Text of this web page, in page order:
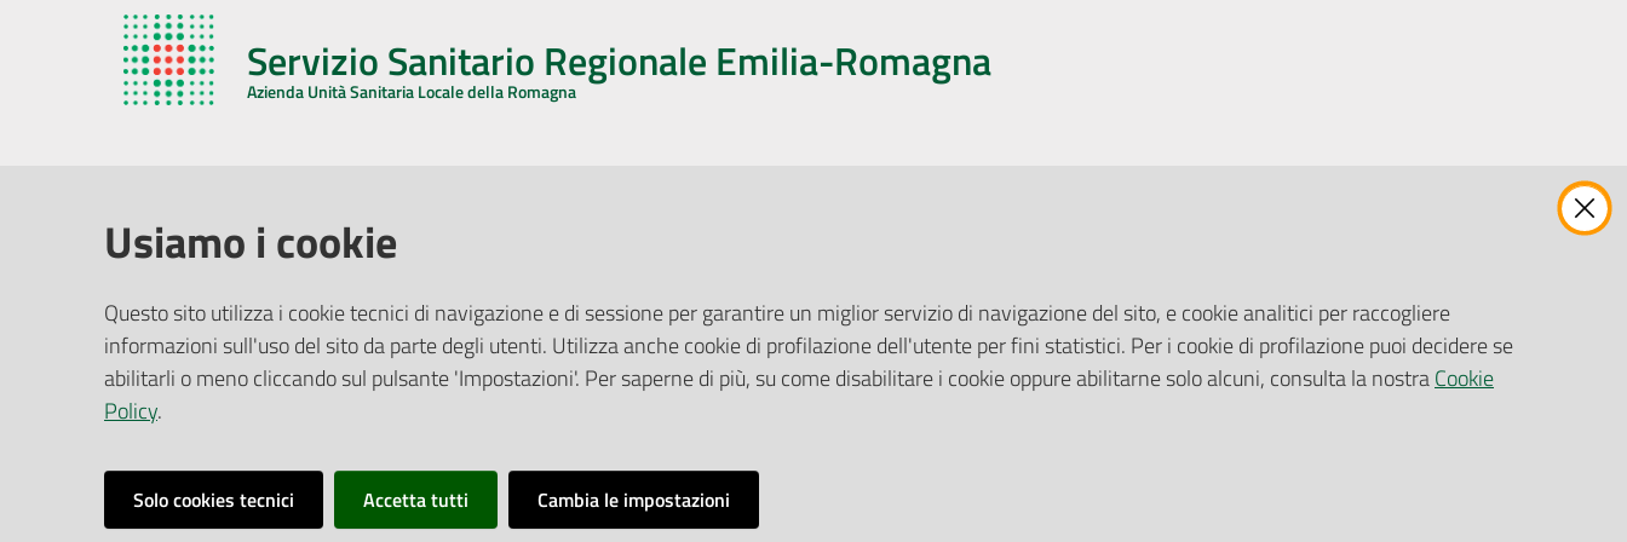
Servizio Sanitario Regionale Emilia-Romagna
Azienda Unità Sanitaria Locale della Romagna
Via De Gasperi, 8 - 48121 Ravenna (RA)
CF/P.IVA:02483810392
PEC:
azienda@pec.auslromagna.it
Ufficio Relazioni con il Pubblico
Riferimenti per la Stampa
Pubblicità legale
Albo Pretorio
Privacy Policy
Attuazione Misure PNRR
Gare e Appalti
Richiesta Patrocinio
Usiamo i cookie
Questo sito utilizza i cookie tecnici di navigazione e di sessione per garantire un miglior servizio di navigazione del sito, e cookie analitici per raccogliere
informazioni sull'uso del sito da parte degli utenti. Utilizza anche cookie di profilazione dell'utente per fini statistici. Per i cookie di profilazione puoi decidere se
abilitarli o meno cliccando sul pulsante 'Impostazioni'. Per saperne di più, su come disabilitare i cookie oppure abilitarne solo alcuni, consulta la nostraCookie
Policy.
Solo cookies tecnici Accetta tutti Cambia le impostazioni